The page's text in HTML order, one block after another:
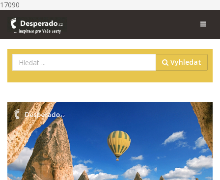
17090
Vyhledat